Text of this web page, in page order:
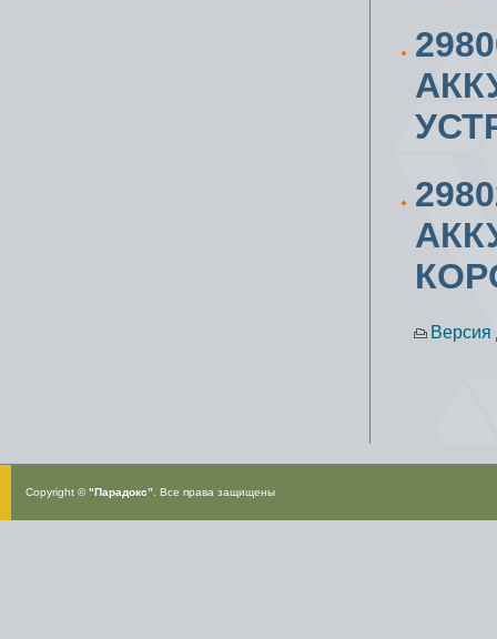
Версия
Copyright ©"Парадокс” . Все права защищены